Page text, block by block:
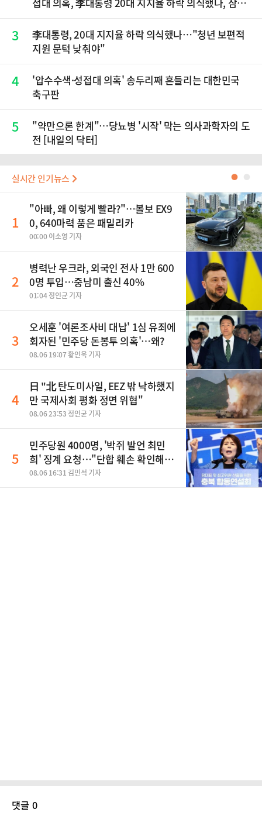
재점화, 김민석 "과반 승리 가능성 99%" 등
3
李대통령, 20대 지지율 하락 의식했나…"청년 보편적
지원 문턱 낮춰야"
4
'압수수색·성접대 의혹' 송두리째 흔들리는 대한민국
축구판
5
"약만으론 한계"…당뇨병 '시작' 막는 의사과학자의 도
전 [내일의 닥터]
실시간 인기뉴스 ●
1
"아빠, 왜 이렇게 빨라?"…볼보 EX9
0, 640마력 품은 패밀리카
00:00 이소영 기자
2
병력난 우크라, 외국인 전사 1만 600
0명 투입…중남미 출신 40%
01:04 정인균 기자
3
오세훈 '여론조사비 대납' 1심 유죄에
회자된 '민주당 돈봉투 의혹'…왜?
08.06 19:07 황인욱 기자
4
日 "北 탄도미사일, EEZ 밖 낙하했지
만 국제사회 평화 정면 위협"
08.06 23:53 정인균 기자
5
민주당원 4000명, '박쥐 발언 최민
희' 징계 요청…"단합 훼손 확인해
야"
08.06 16:31 김민석 기자
댓글 0